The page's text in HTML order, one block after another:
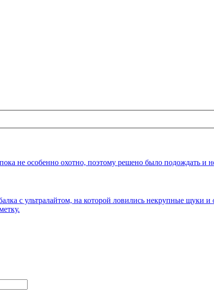
не особенно охотно, поэтому решено было подождать и
с ультралайтом, на которой ловились некрупные щуки